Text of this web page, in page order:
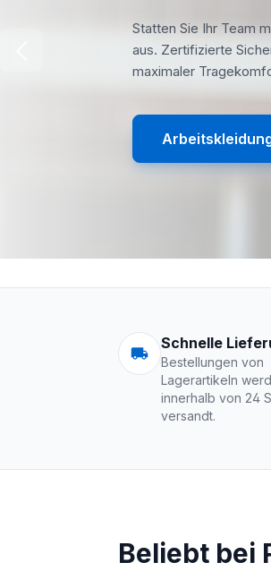
Statten Sie Ihr Team
aus. Zertifizierte
maximaler
Schnelle
Bestellungen von
Lagerartikeln
innerhalb von 24
versandt.
Beliebt bei